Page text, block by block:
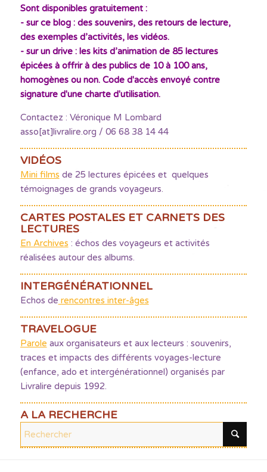
Sont disponibles gratuitement :
- sur ce blog : des souvenirs, des retours de lecture,
des exemples d’activités, les vidéos.
- sur un drive : les kits d’animation de 85 lectures
épicées à offrir à des publics de 10 à 100 ans,
homogènes ou non. Code d'accès envoyé contre
signature d'une charte d'utilisation.
Contactez : Véronique M Lombard
asso[at]livralire.org / 06 68 38 14 44
VIDÉOS
Mini films de 25 lectures épicées et quelques
témoignages de grands voyageurs.
CARTES POSTALES ET CARNETS DES
LECTURES
En Archives : échos des voyageurs et activités
réalisées autour des albums.
INTERGÉNÉRATIONNEL
Echos de rencontres inter-âges
TRAVELOGUE
Parole aux organisateurs et aux lecteurs : souvenirs,
traces et impacts des différents voyages-lecture
(enfance, ado et intergénérationnel) organisés par
Livralire depuis 1992.
A LA RECHERCHE